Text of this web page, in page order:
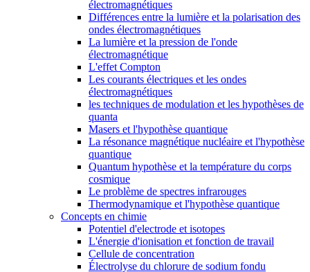
électromagnétiques
Différences entre la lumière et la polarisation des
ondes électromagnétiques
La lumière et la pression de l'onde
électromagnétique
L'effet Compton
Les courants électriques et les ondes
électromagnétiques
les techniques de modulation et les hypothèses de
quanta
Masers et l'hypothèse quantique
La résonance magnétique nucléaire et l'hypothèse
quantique
Quantum hypothèse et la température du corps
cosmique
Le problème de spectres infrarouges
Thermodynamique et l'hypothèse quantique
Concepts en chimie
Potentiel d'electrode et isotopes
L'énergie d'ionisation et fonction de travail
Cellule de concentration
Électrolyse du chlorure de sodium fondu